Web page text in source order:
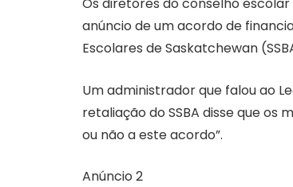
Os diretores do conselho
anúncio de um acordo de
Escolares de Saskatchewan
Um administrador que falou ao
retaliação do SSBA disse que os
ou não a este acordo”.
Anúncio 2